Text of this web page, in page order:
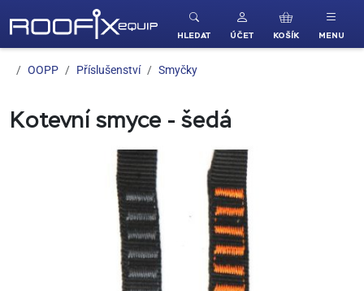
HLEDAT ÚČET KOŠÍK MENU
OOPP Příslušenství Smyčky
Kotevní smyce - šedá